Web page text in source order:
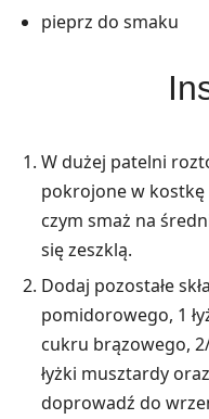
pieprz do smaku
W dużej patelni
pokrojone w kostkę
czym smaż na
się zeszklą.
Dodaj pozostałe
pomidorowego, 1
cukru brązowego,
łyżki musztardy
doprowadź do